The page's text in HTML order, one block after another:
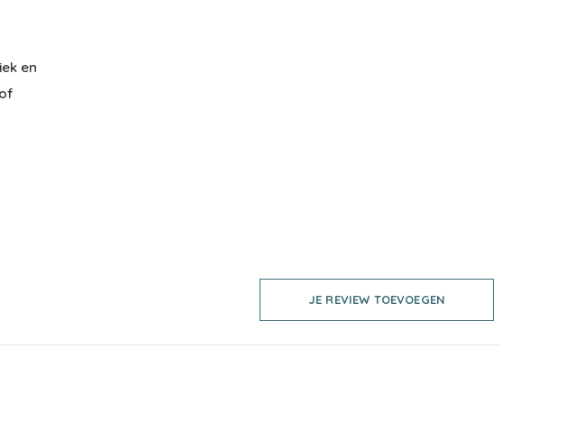
en
JE REVIEW TOEVOEGEN